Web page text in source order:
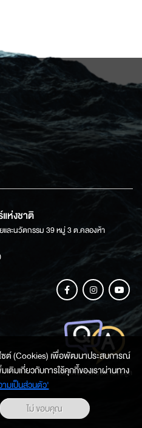
ห่งชาติ
ละนวัตกรรม 39 หมู่ 3 ต.คลองห้า
ช่องทางการสอบถามข้อมูล
ไซต์ (Cookies) เพื่อพัฒนาประสบการณ์
ติมเกี่ยวกับการใช้คุกกี้ของเราผ่านทาง
ามเป็นส่วนตัว'
ไม่ ขอบคุณ